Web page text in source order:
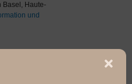
Basel, Haute-
und